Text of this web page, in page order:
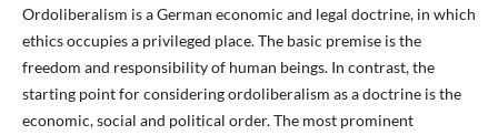
Ordoliberalism is a German economic and legal doctrine, in which
ethics occupies a privileged place. The basic premise is the
freedom and responsibility of human beings. In contrast, the
starting point for considering ordoliberalism as a doctrine is the
economic, social and political order. The most prominent